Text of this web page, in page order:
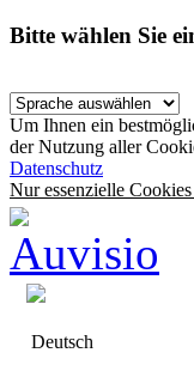
Bitte wählen Sie
Um Ihnen ein
der Nutzung aller
Datenschutz
Nur essenzielle Cookies
Deutsch